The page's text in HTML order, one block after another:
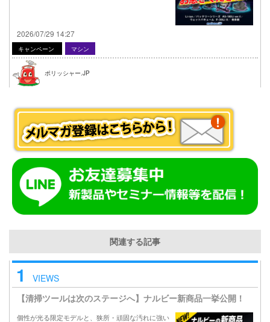
2026/07/29 14:27
キャンペーン マシン
ポリッシャー.JP
関連する記事
1
VIEWS
【清掃ツールは次のステージへ】ナルビー新商品一挙公開！
個性が光る限定モデルと、狭所・頑固な汚れに強い